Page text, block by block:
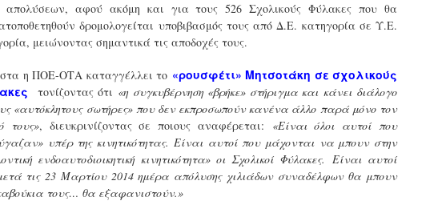
απολύσεων, αφού ακόμη και για τους 526 Σχολικούς Φύλακες που θα
δρομολογείται υποβιβασμός τους από Δ.Ε. κατηγορία σε Υ.Ε.
μειώνοντας σημαντικά τις αποδοχές τους.
η ΠΟΕ-ΟΤΑ καταγγέλλει το «ρουσφέτι» Μητσοτάκη σε σχολικούς
τονίζοντας ότι «η συγκυβέρνηση «βρήκε» στήριγμα και κάνει διάλογο
«αυτόκλητους σωτήρες» που δεν εκπροσωπούν κανένα άλλο παρά μόνο τον
τους», διευκρινίζοντας σε ποιους αναφέρεται: «Είναι όλοι αυτοί που
υπέρ της κινητικότητας. Είναι αυτοί που μάχονται να μπουν στην
ενδοαυτοδιοικητική κινητικότητα» οι Σχολικοί Φύλακες. Είναι αυτοί
τις 23 Μαρτίου 2014 ημέρα απόλυσης χιλιάδων συναδέλφων θα μπουν
τους… θα εξαφανιστούν.»
είναι έτοιμοι να
Στο πλαίσιο της
τις περιπολίες και τις
στελεχών της υπηρεσίας.